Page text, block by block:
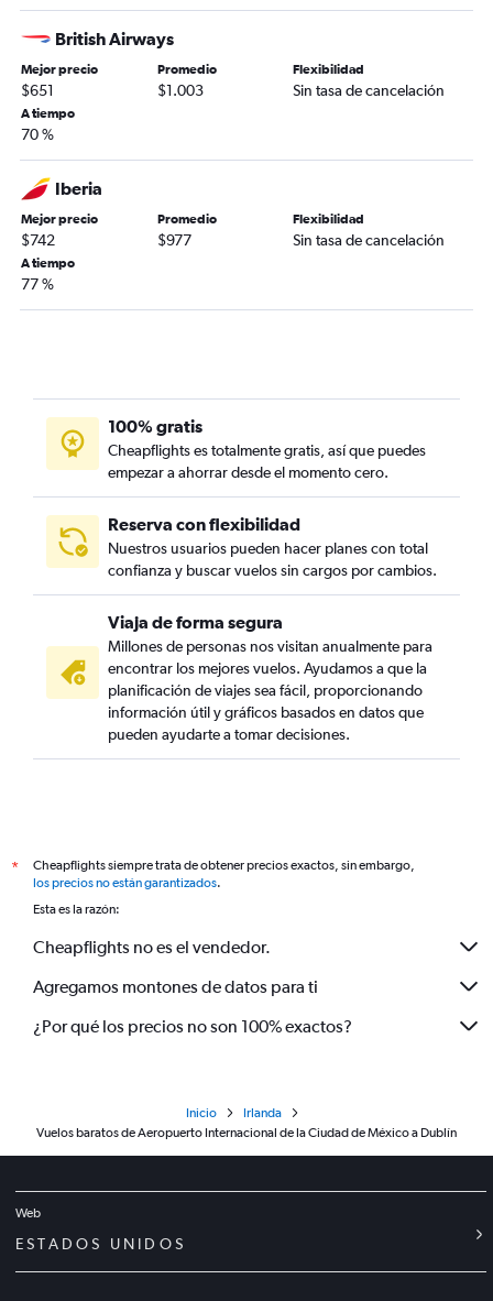
British Airways
Mejor precio
$651
Promedio
$1.003
Flexibilidad
Sin tasa de cancelación
A tiempo
70 %
Iberia
Mejor precio
$742
Promedio
$977
Flexibilidad
Sin tasa de cancelación
A tiempo
77 %
100% gratis
Cheapflights es totalmente gratis, así que puedes
empezar a ahorrar desde el momento cero.
Reserva con flexibilidad
Nuestros usuarios pueden hacer planes con total
confianza y buscar vuelos sin cargos por cambios.
Viaja de forma segura
Millones de personas nos visitan anualmente para
encontrar los mejores vuelos. Ayudamos a que la
planificación de viajes sea fácil, proporcionando
información útil y gráficos basados en datos que
pueden ayudarte a tomar decisiones.
*
Cheapflights siempre trata de obtener precios exactos, sin embargo,
los precios no están garantizados.
Esta es la razón:
Cheapflights no es el vendedor.
Agregamos montones de datos para ti
¿Por qué los precios no son 100% exactos?
Inicio
Irlanda
Vuelos baratos de Aeropuerto Internacional de la Ciudad de México a Dublín
Web
ESTADOS UNIDOS